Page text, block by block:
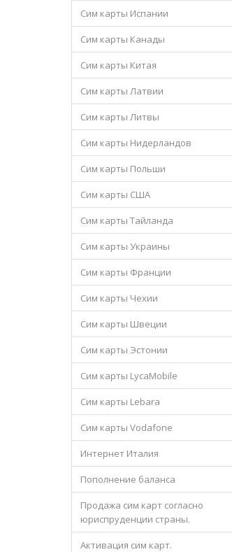
Сим карты Испании
Сим карты Канады
Сим карты Китая
Сим карты Латвии
Сим карты Литвы
Сим карты Нидерландов
Сим карты Польши
Сим карты США
Сим карты Тайланда
Сим карты Украины
Сим карты Франции
Сим карты Чехии
Сим карты Швеции
Сим карты Эстонии
Сим карты LycaMobile
Сим карты Lebara
Сим карты Vodafone
Интернет Италия
Пополнение баланса
Продажа сим карт согласно
юриспруденции страны.
Активация сим карт.